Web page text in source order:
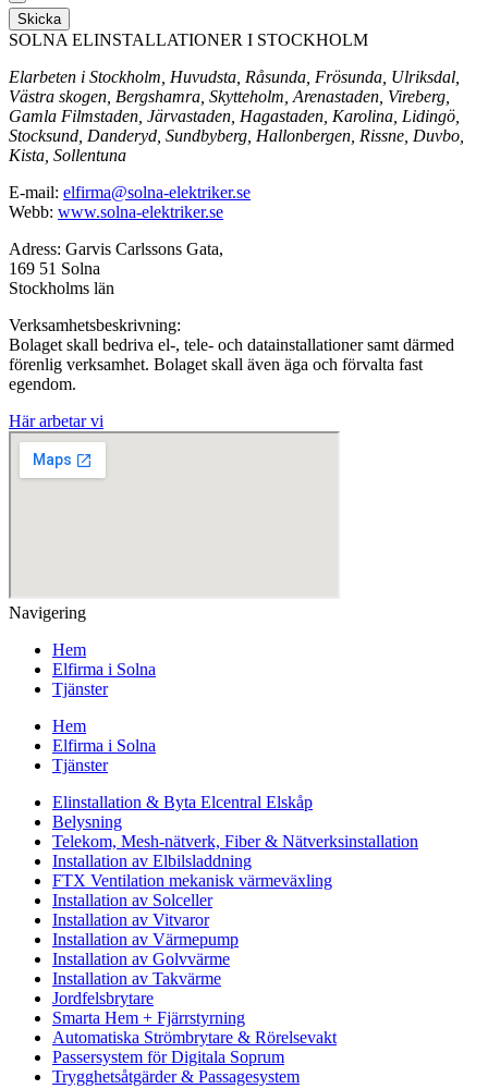
Skicka
SOLNA ELINSTALLATIONER I STOCKHOLM
Elarbeten i Stockholm, Huvudsta, Råsunda, Frösunda, Ulriksdal,
Västra skogen, Bergshamra, Skytteholm, Arenastaden, Vireberg,
Gamla Filmstaden, Järvastaden, Hagastaden, Karolina, Lidingö,
Stocksund, Danderyd, Sundbyberg, Hallonbergen, Rissne, Duvbo,
Kista, Sollentuna
E-mail: elfirma@solna-elektriker.se
Webb: www.solna-elektriker.se
Adress: Garvis Carlssons Gata,
169 51 Solna
Stockholms län
Verksamhetsbeskrivning:
Bolaget skall bedriva el-, tele- och datainstallationer samt därmed
förenlig verksamhet. Bolaget skall även äga och förvalta fast
egendom.
Här arbetar vi
Navigering
Hem
Elfirma i Solna
Tjänster
Hem
Elfirma i Solna
Tjänster
Elinstallation & Byta Elcentral Elskåp
Belysning
Telekom, Mesh-nätverk, Fiber & Nätverksinstallation
Installation av Elbilsladdning
FTX Ventilation mekanisk värmeväxling
Installation av Solceller
Installation av Vitvaror
Installation av Värmepump
Installation av Golvvärme
Installation av Takvärme
Jordfelsbrytare
Smarta Hem + Fjärrstyrning
Automatiska Strömbrytare & Rörelsevakt
Passersystem för Digitala Soprum
Trygghetsåtgärder & Passagesystem